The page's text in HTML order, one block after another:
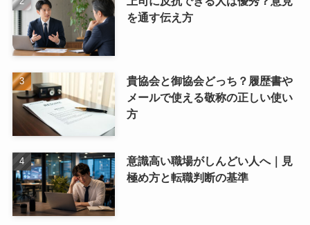
を通す伝え方
貴協会と御協会どっち？履歴書や
メールで使える敬称の正しい使い
方
意識高い職場がしんどい人へ｜見
極め方と転職判断の基準